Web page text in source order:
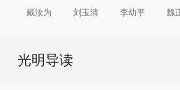
戴汝为
刘玉清 李幼平 魏
光明导读